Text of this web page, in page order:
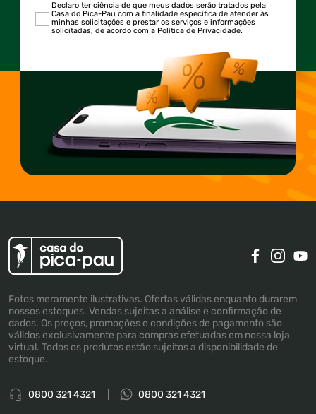
Declaro ter ciência de que meus dados serão tratados pela
Casa do Pica-Pau com a finalidade específica de atender às
minhas solicitações e prestar os serviços e informações
solicitadas, de acordo com a Política de Privacidade.
Fotos meramente ilustrativas. Ofertas válidas enquanto durarem
nossos estoques. Vendas sujeitas a análise e confirmação de
dados. Os preços, promoções e condições de pagamento são
válidos exclusivamente para compras efetuadas em nossa loja
virtual. Todos os produtos estão sujeitos a disponibilidade de
estoque.
0800 321 4321 0800 321 4321